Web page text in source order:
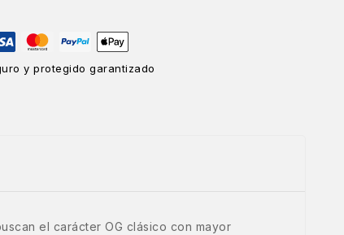
y protegido garantizado
el carácter OG clásico con mayor